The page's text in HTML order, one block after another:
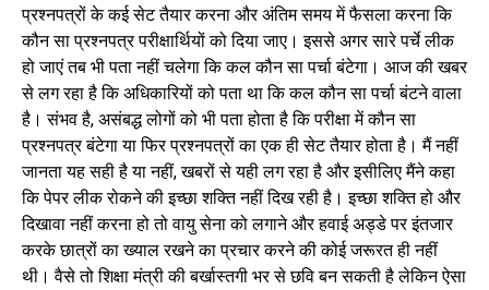
प्रश्नपत्रों के कई सेट तैयार करना और अंतिम समय में फैसला करना कि
कौन सा प्रश्नपत्र परीक्षार्थियों को दिया जाए। इससे अगर सारे पर्चे लीक
हो जाएं तब भी पता नहीं चलेगा कि कल कौन सा पर्चा बंटेगा। आज की खबर
से लग रहा है कि अधिकारियों को पता था कि कल कौन सा पर्चा बंटने वाला
है। संभव है, असंबद्ध लोगों को भी पता होता है कि परीक्षा में कौन सा
प्रश्नपत्र बंटेगा या फिर प्रश्नपत्रों का एक ही सेट तैयार होता है। मैं नहीं
जानता यह सही है या नहीं, खबरों से यही लग रहा है और इसीलिए मैंने कहा
कि पेपर लीक रोकने की इच्छा शक्ति नहीं दिख रही है। इच्छा शक्ति हो और
दिखावा नहीं करना हो तो वायु सेना को लगाने और हवाई अड्डे पर इंतजार
करके छात्रों का ख्याल रखने का प्रचार करने की कोई जरूरत ही नहीं
थी। वैसे तो शिक्षा मंत्री की बर्खास्तगी भर से छवि बन सकती है लेकिन ऐसा